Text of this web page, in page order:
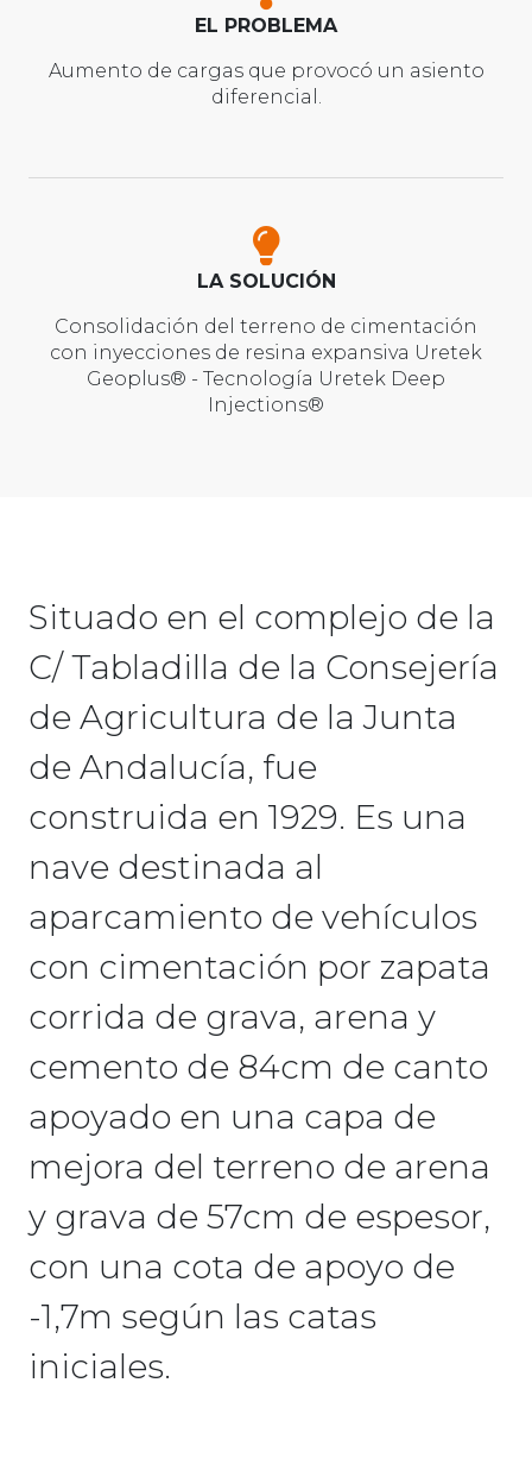
EL PROBLEMA
Aumento de cargas que provocó un asiento
diferencial.
LA SOLUCIÓN
Consolidación del terreno de cimentación
con inyecciones de resina expansiva Uretek
Geoplus® - Tecnología Uretek Deep
Injections®
Situado en el complejo de la
C/ Tabladilla de la Consejería
de Agricultura de la Junta
de Andalucía, fue
construida en 1929. Es una
nave destinada al
aparcamiento de vehículos
con cimentación por zapata
corrida de grava, arena y
cemento de 84cm de canto
apoyado en una capa de
mejora del terreno de arena
y grava de 57cm de espesor,
con una cota de apoyo de
-1,7m según las catas
iniciales.